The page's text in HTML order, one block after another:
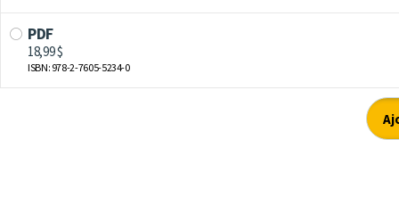
PDF
18,99 $
ISBN: 978-2-7605-5234-0